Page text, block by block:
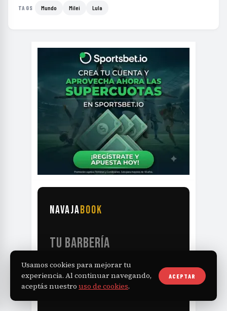
TAGS Mundo Milei Lula
NAVAJABOOK
TU BARBERÍA
RECIBE TURNOS
LAS 24HS
Usamos cookies para mejorar tu
experiencia. Al continuar navegando,
aceptás nuestro uso de cookies.
ACEPTAR